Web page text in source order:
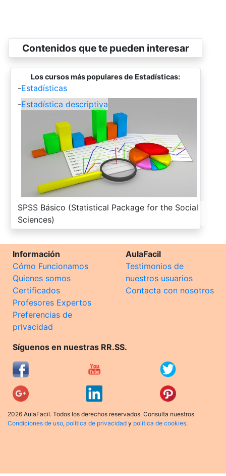
Contenidos que te pueden interesar
Los cursos más populares de Estadísticas:
-Estadísticas
-Estadística descriptiva
-
SPSS Básico (Statistical Package for the Social
Sciences)
Información
Cómo Funcionamos
Quienes somos
Certificados
Profesores Expertos
Preferencias de
privacidad
AulaFacil
Testimonios de
nuestros usuarios
Contacta con nosotros
Síguenos en nuestras RR.SS.
2026 AulaFacil. Todos los derechos reservados. Consulta nuestros
Condiciones de uso, política de privacidad y política de cookies.